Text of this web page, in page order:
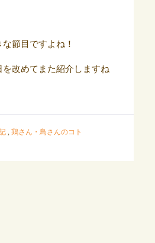
節目ですよね！
を改めてまた紹介しますね
, 鶏さん・鳥さんのコト